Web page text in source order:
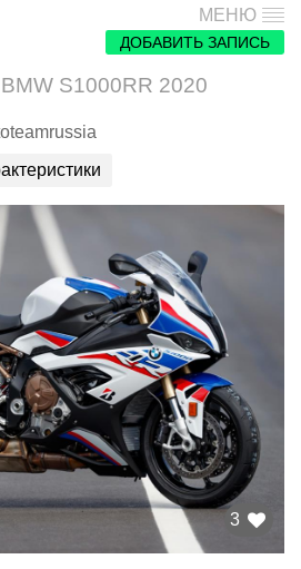
МЕНЮ
ДОБАВИТЬ ЗАПИСЬ
S1000RR 2020
3